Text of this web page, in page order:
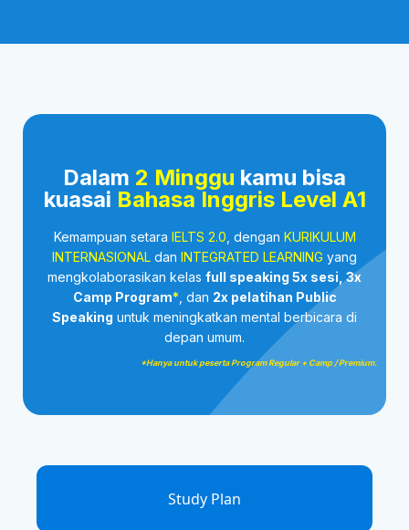
Dalam 2 Minggu kamu bisa
kuasai Bahasa Inggris Level A1
Kemampuan setara IELTS 2.0 , dengan KURIKULUM
INTERNASIONAL dan INTEGRATED LEARNING yang
mengkolaborasikan kelas full speaking 5x sesi, 3x
Camp Program* , dan 2x pelatihan Public
Speaking untuk meningkatkan mental berbicara di
depan umum.
*Hanya untuk peserta Program Regular + Camp / Premium.
Study Plan